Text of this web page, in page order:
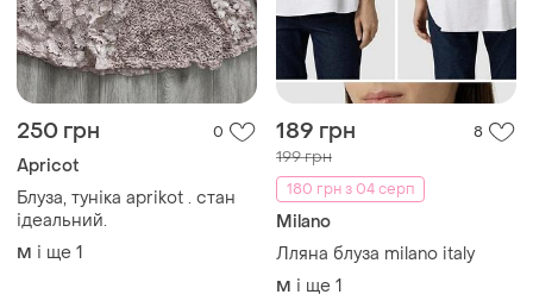
250 грн 0
Apricot
Блуза, туніка aprikot . стан
ідеальний.
M і ще 1
189 грн 8
199 грн
180 грн з 04 серп
Milano
Лляна блуза milano italy
M і ще 1